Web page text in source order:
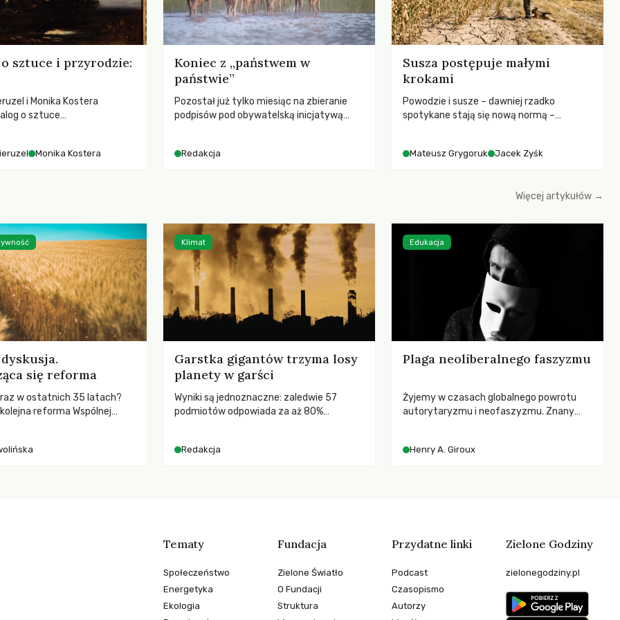
o sztuce i przyrodzie:
i Monika Kostera
o sztuce
przestrzeni oraz
Monika Kostera
Koniec z „państwem w
państwie”
Pozostał już tylko miesiąc na zbieranie
podpisów pod obywatelską inicjatywą
pełną mobilizację, ponieważ projekt
Polsce.
Redakcja
Susza postępuje małymi
krokami
Powodzie i susze – dawniej rzadko
spotykane stają się nową normą –
SGGW.
Mateusz Grygoruk Jacek Zyśk
Więcej artykułów →
się reforma
w ostatnich 35 latach?
reforma Wspólnej
Garstka gigantów trzyma losy
planety w garści
Wyniki są jednoznaczne: zaledwie 57
podmiotów odpowiada za aż 80%
Redakcja
Klimat
Plaga neoliberalnego faszyzmu
Żyjemy w czasach globalnego powrotu
autorytaryzmu i neofaszyzmu. Znany
społeczeństwo. Czy współczesne
Henry A. Giroux
Edukacja
Tematy
Społeczeństwo
Energetyka
Ekologia
Fundacja
Zielone Światło
O Fundacji
Struktura
Przydatne linki
Podcast
Czasopismo
Autorzy
Zielone Godziny
zielonegodziny.pl